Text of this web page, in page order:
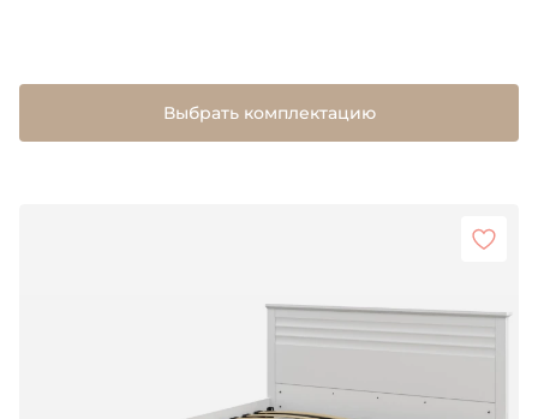
Выбрать комплектацию